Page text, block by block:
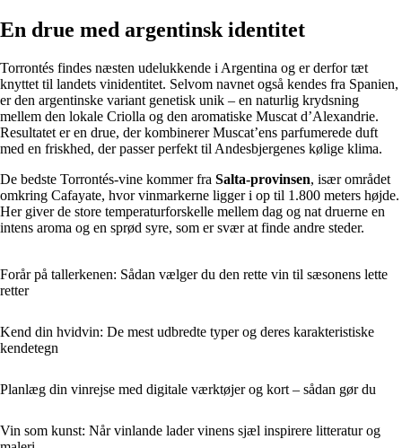
En drue med argentinsk identitet
Torrontés findes næsten udelukkende i Argentina og er derfor tæt
knyttet til landets vinidentitet. Selvom navnet også kendes fra Spanien,
er den argentinske variant genetisk unik – en naturlig krydsning
mellem den lokale Criolla og den aromatiske Muscat d’Alexandrie.
Resultatet er en drue, der kombinerer Muscat’ens parfumerede duft
med en friskhed, der passer perfekt til Andesbjergenes kølige klima.
De bedste Torrontés-vine kommer fra Salta-provinsen, især området
omkring Cafayate, hvor vinmarkerne ligger i op til 1.800 meters højde.
Her giver de store temperaturforskelle mellem dag og nat druerne en
intens aroma og en sprød syre, som er svær at finde andre steder.
Forår på tallerkenen: Sådan vælger du den rette vin til sæsonens lette
retter
Kend din hvidvin: De mest udbredte typer og deres karakteristiske
kendetegn
Planlæg din vinrejse med digitale værktøjer og kort – sådan gør du
Vin som kunst: Når vinlande lader vinens sjæl inspirere litteratur og